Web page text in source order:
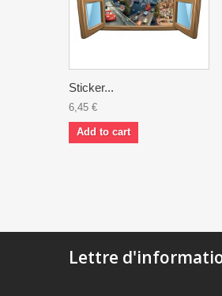
Sticker...
6,45 €
Add to cart
Lettre